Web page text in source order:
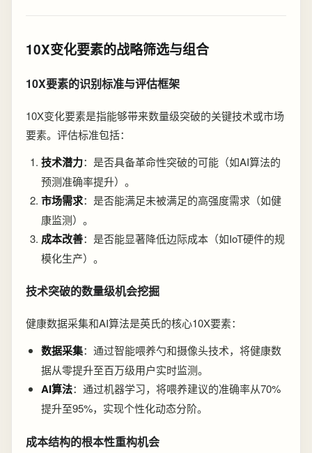
10X变化要素的战略筛选与组合
10X要素的识别标准与评估框架
10X变化要素是指能够带来数量级突破的关键技术或市场
要素。评估标准包括：
技术潜力：是否具备革命性突破的可能（如AI算法的
预测准确率提升）。
市场需求：是否能满足未被满足的高强度需求（如健
康监测）。
成本改善：是否能显著降低边际成本（如IoT硬件的规
模化生产）。
技术突破的数量级机会挖掘
健康数据采集和AI算法是英氏的核心10X要素：
数据采集：通过智能喂养勺和摄像头技术，将健康数
据从零提升至百万级用户实时监测。
AI算法：通过机器学习，将喂养建议的准确率从70%
提升至95%，实现个性化动态分阶。
成本结构的根本性重构机会